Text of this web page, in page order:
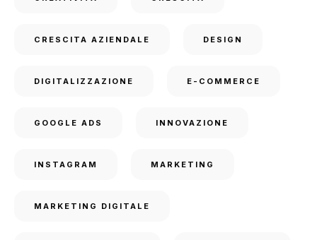
CRESCITA AZIENDALE DESIGN
DIGITALIZZAZIONE E-COMMERCE
GOOGLE ADS INNOVAZIONE
INSTAGRAM MARKETING
MARKETING DIGITALE